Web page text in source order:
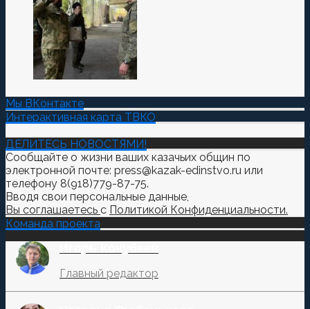
Мы ВКонтакте
Интерактивная карта ТВКО
ДЕЛИТЕСЬ НОВОСТЯМИ!
Сообщайте о жизни ваших казачьих общин по
электронной почте: press@kazak-edinstvo.ru или
телефону 8(918)779-87-75.
Вводя свои персональные данные,
Вы соглашаетесь с Политикой Конфиденциальности.
Команда проекта
Главный редактор